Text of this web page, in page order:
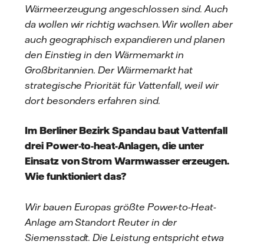
Wärmeerzeugung angeschlossen sind. Auch
da wollen wir richtig wachsen. Wir wollen aber
auch geographisch expandieren und planen
den Einstieg in den Wärmemarkt in
Großbritannien. Der Wärmemarkt hat
strategische Priorität für Vattenfall, weil wir
dort besonders erfahren sind.
Im Berliner Bezirk Spandau baut Vattenfall
drei Power-to-heat-Anlagen, die unter
Einsatz von Strom Warmwasser erzeugen.
Wie funktioniert das?
Wir bauen Europas größte Power-to-Heat-
Anlage am Standort Reuter in der
Siemensstadt. Die Leistung entspricht etwa